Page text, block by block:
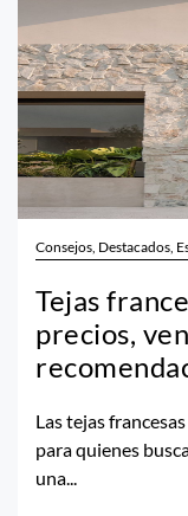
Consejos, Destacados,
Tejas
precios,
Las tejas
para quienes
una...